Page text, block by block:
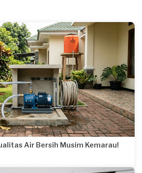
Air Bersih Musim Kemarau!